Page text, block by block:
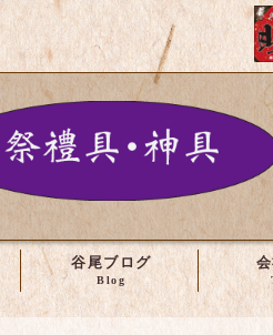
株式会社谷尾 | 神輿・社寺建築の修理
谷尾ブログ